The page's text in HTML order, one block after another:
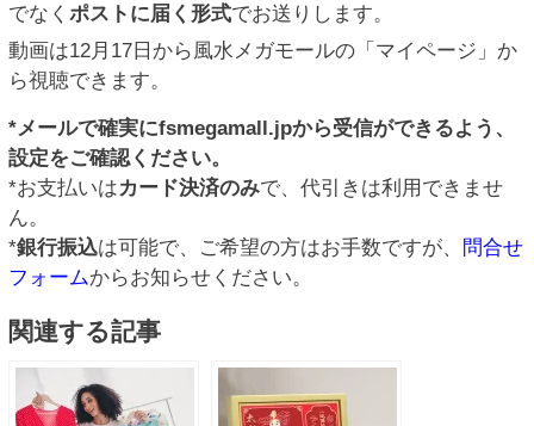
でなく ポストに届く形式でお送りします。
動画は12月17日から風水メガモールの「マイページ」か
ら視聴できます。
*メールで確実にfsmegamall.jpから受信ができるよう、
設定をご確認ください。
*お支払いはカード決済のみで、代引きは利用できませ
ん。
*銀行振込は可能で、ご希望の方はお手数ですが、
問合せ
フォームからお知らせください。
関連する記事